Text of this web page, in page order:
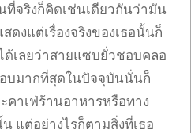
ที่จริงก็คิดเช่นเดียวกันว่ามัน
ดงแต่เรื่องจริงของเธอนั้นก็
ด้เลยว่าสายแซบยั่วชอบคลอ
อบมากที่สุดในปัจจุบันนั่นก็
คาเฟ่ร้านอาหารหรือทาง
แต่อย่างไรก็ตามสิ่งที่เธอ